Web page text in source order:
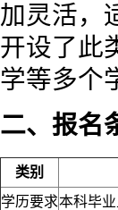
加灵活，
开设了此
学等多个
二、报名
类别
学历要求本科毕